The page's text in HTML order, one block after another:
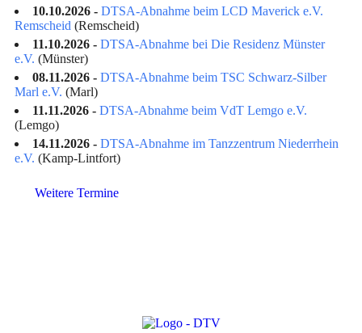
10.10.2026 - DTSA-Abnahme beim LCD Maverick e.V.
Remscheid (Remscheid)
11.10.2026 - DTSA-Abnahme bei Die Residenz Münster
e.V. (Münster)
08.11.2026 - DTSA-Abnahme beim TSC Schwarz-Silber
Marl e.V. (Marl)
11.11.2026 - DTSA-Abnahme beim VdT Lemgo e.V.
(Lemgo)
14.11.2026 - DTSA-Abnahme im Tanzzentrum Niederrhein
e.V. (Kamp-Lintfort)
Weitere Termine